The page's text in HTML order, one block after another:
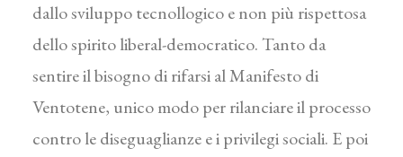
dallo sviluppo tecnollogico e non più rispettosa
dello spirito liberal-democratico. Tanto da
sentire il bisogno di rifarsi al Manifesto di
Ventotene, unico modo per rilanciare il processo
contro le diseguaglianze e i privilegi sociali. E poi